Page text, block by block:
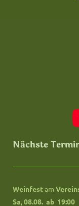
Nächste
Weinfestam
Sa, 08.08. ab 19:00